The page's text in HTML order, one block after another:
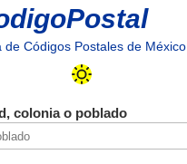
de Códigos Postales de México
colonia o poblado